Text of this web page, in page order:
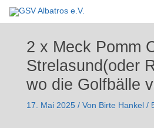
2 x Meck Pomm
Strelasund(oder
wo die Golfbälle
17. Mai 2025 / Von Birte Hankel /